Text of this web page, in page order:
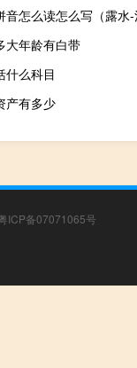
音怎么读怎么写（露水-
大年龄有白带
什么科目
产有多少
ICP备07071065号